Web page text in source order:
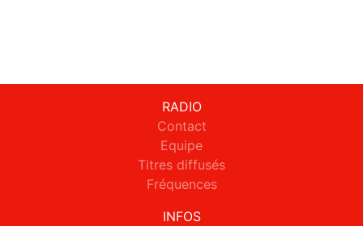
RADIO
Contact
Equipe
Titres diffusés
Fréquences
INFOS